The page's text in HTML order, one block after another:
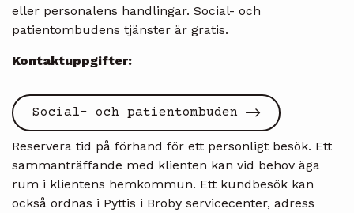
eller personalens handlingar. Social- och
patientombudens tjänster är gratis.
Kontaktuppgifter:
Social- och patientombuden
Reservera tid på förhand för ett personligt besök. Ett
sammanträffande med klienten kan vid behov äga
rum i klientens hemkommun. Ett kundbesök kan
också ordnas i Pyttis i Broby servicecenter, adress